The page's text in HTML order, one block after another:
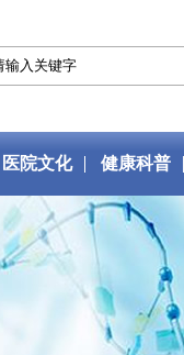
医院文化 健康科普